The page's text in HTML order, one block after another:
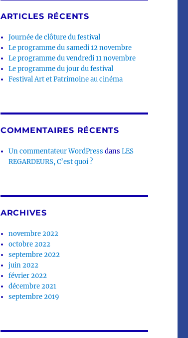
ARTICLES RÉCENTS
Journée de clôture du festival
Le programme du samedi 12 novembre
Le programme du vendredi 11 novembre
Le programme du jour du festival
Festival Art et Patrimoine au cinéma
COMMENTAIRES RÉCENTS
Un commentateur WordPress dansLES
REGARDEURS, C’est quoi ?
ARCHIVES
novembre 2022
octobre 2022
septembre 2022
juin 2022
février 2022
décembre 2021
septembre 2019